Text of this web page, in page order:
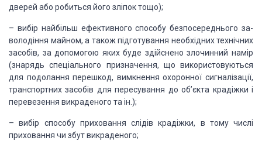
дверей або робиться його зліпок тощо);
– вибір найбільш ефективного способу безпосереднього за­
володіння майном, а також підготування необхідних технічних
засобів, за допомогою яких буде здійснено злочинний намір
(знарядь спеціального призначення, що використовуються
для подолання перешкод, вимкнення охоронної сигналізації,
транс­портних засобів для пересування до об’єкта крадіжки і
переве­зення викраденого та ін.);
–вибір способу приховання слідів крадіжки, в тому числі
приховання чи збут викраденого;